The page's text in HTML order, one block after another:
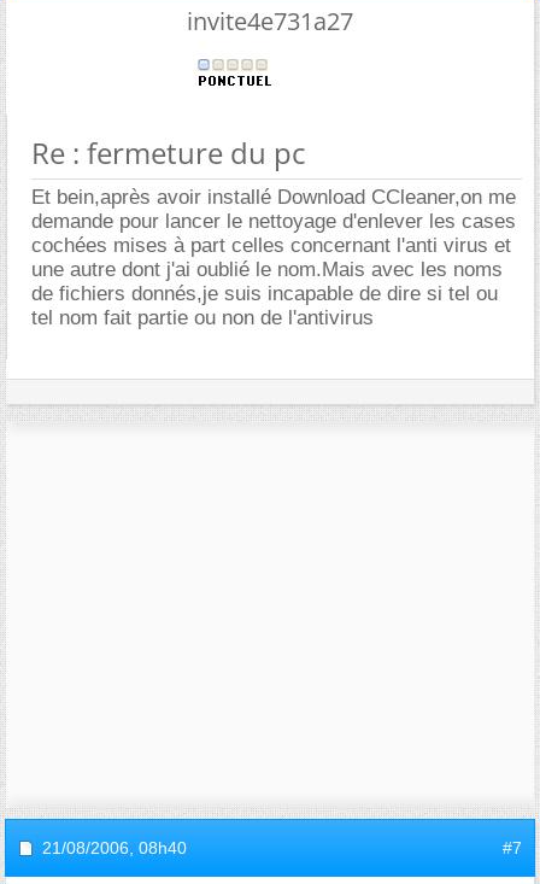
invite4e731a27
Re : fermeture du pc
Et bein,après avoir installé Download CCleaner,on me
demande pour lancer le nettoyage d'enlever les cases
cochées mises à part celles concernant l'anti virus et
une autre dont j'ai oublié le nom.Mais avec les noms
de fichiers donnés,je suis incapable de dire si tel ou
tel nom fait partie ou non de l'antivirus
21/08/2006, 08h40 #7